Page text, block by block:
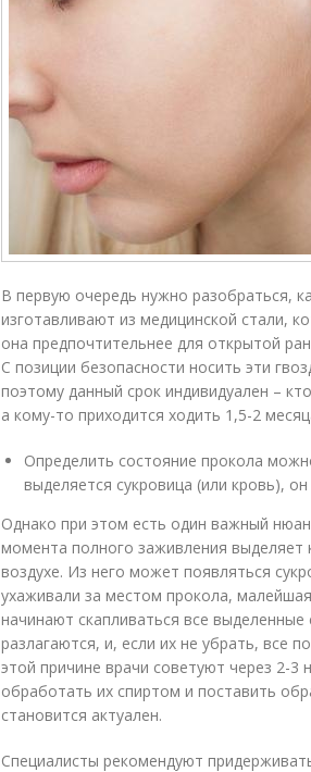
В первую очередь нужно разобраться,
изготавливают из медицинской стали,
она предпочтительнее для открытой
С позиции безопасности носить эти
поэтому данный срок индивидуален –
а кому-то приходится ходить 1,5-2
Определить состояние прокола
выделяется сукровица (или кровь),
Однако при этом есть один важный
момента полного заживления выделяет
воздухе. Из него может появляться
ухаживали за местом прокола,
начинают скапливаться все
разлагаются, и, если их не убрать, все
этой причине врачи советуют через 2-3
обработать их спиртом и поставить
становится актуален.
Специалисты рекомендуют